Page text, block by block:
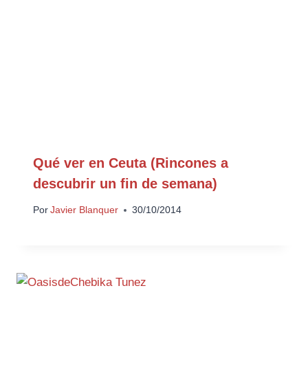
Qué ver en Ceuta (Rincones a
descubrir un fin de semana)
Por Javier Blanquer 30/10/2014